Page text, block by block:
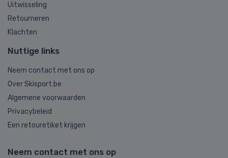
Uitwisseling
Retourneren
Klachten
Nuttige links
Neem contact met ons op
Over Skisport.be
Algemene voorwaarden
Privacybeleid
Een retouretiket krijgen
Neem contact met ons op